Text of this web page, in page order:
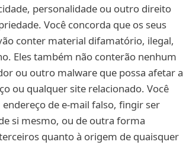
personalidade ou outro direito
Você concorda que os seus
conter material difamatório, ilegal,
Eles também não conterão nenhum
ou outro malware que possa afetar a
ou qualquer site relacionado. Você
de e-mail falso, fingir ser
si mesmo, ou de outra forma
quanto à origem de quaisquer